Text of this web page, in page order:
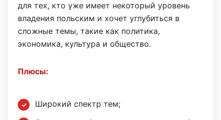
для тех, кто уже имеет некоторый уровень
владения польским и хочет углубиться в
сложные темы, такие как политика,
экономика, культура и общество.
Плюсы:
Широкий спектр тем;